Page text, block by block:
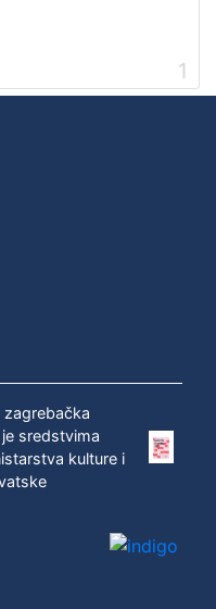
1
zagrebačka
sredstvima
kulture i